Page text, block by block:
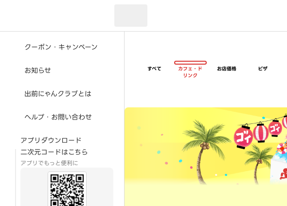
クーポン・キャンペーン
お知らせ
出前にゃんクラブとは
ヘルプ・お問い合わせ
アプリダウンロード
二次元コードはこちら
アプリでもっと便利に
すべて
カフェ・ド
リンク
お店価格 ピザ
超ゴイゴイヤスー夏祭